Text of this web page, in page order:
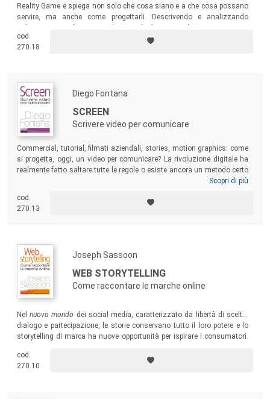
Reality Game e spiega non solo che cosa siano e a che cosa possano
servire, ma anche come progettarli. Descrivendo e analizzando
ibridare narrazione e gamification nei progetti di comunicazione. Un
testo agile e pratico, rivolto agli studenti e ai professionisti.
cod.
270.18
Diego Fontana
SCREEN
Scrivere video per comunicare
Commercial, tutorial, filmati aziendali, stories, motion graphics: come
si progetta, oggi, un video per comunicare? La rivoluzione digitale ha
realmente fatto saltare tutte le regole o esiste ancora un metodo certo
è pensato tanto per il
creativi, quanto per coloro che si trovino alle prese con i primi incarichi
e siano alla ricerca di un manuale completo grazie a cui comprendere
Scopri di più
cod.
270.13
Joseph Sassoon
WEB STORYTELLING
Come raccontare le marche online
Nelnuovo mondo dei social media, caratterizzato da libertà di scelta,
dialogo e partecipazione, le storie conservano tutto il loro potere e lo
storytelling di marca ha nuove opportunità per ispirare i consumatori.
testo un utile strumento di stimolo e di lavoro per tutti coloro che si
occupano di web communication e marketing.
cod.
270.10